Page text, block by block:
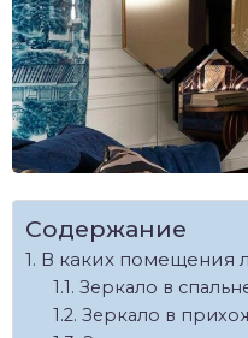
Содержание
В каких помещения
Зеркало в
Зеркало в